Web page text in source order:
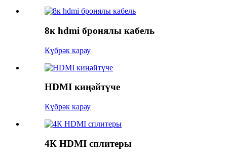
8к hdmi бронялы кабель
Күбрәк карау
HDMI киңәйтүче
Күбрәк карау
4К HDMI сплитеры